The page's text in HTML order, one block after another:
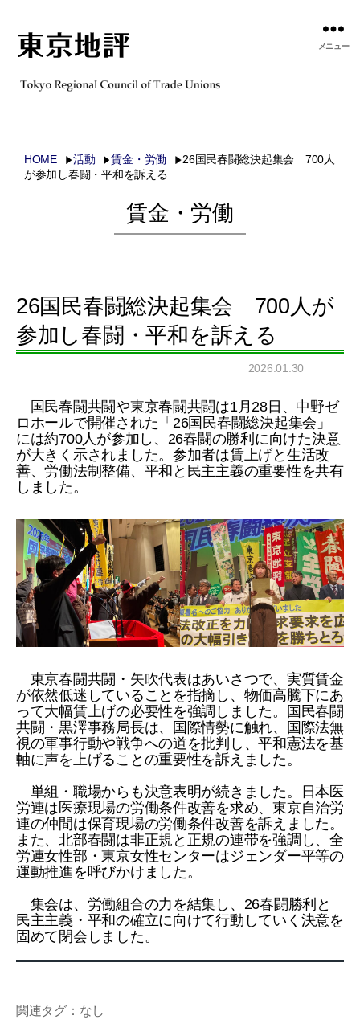
メニュー
HOME 活動 賃金・労働
26国民春闘総決起集会 700人
が参加し春闘・平和を訴える
賃金・労働
26国民春闘総決起集会 700人が
参加し春闘・平和を訴える
2026.01.30
国民春闘共闘や東京春闘共闘は1月28日、中野ゼ
ロホールで開催された「26国民春闘総決起集会」
には約700人が参加し、26春闘の勝利に向けた決意
が大きく示されました。参加者は賃上げと生活改
善、労働法制整備、平和と民主主義の重要性を共有
しました。
東京春闘共闘・矢吹代表はあいさつで、実質賃金
が依然低迷していることを指摘し、物価高騰下にあ
って大幅賃上げの必要性を強調しました。国民春闘
共闘・黒澤事務局長は、国際情勢に触れ、国際法無
視の軍事行動や戦争への道を批判し、平和憲法を基
軸に声を上げることの重要性を訴えました。
単組・職場からも決意表明が続きました。日本医
労連は医療現場の労働条件改善を求め、東京自治労
連の仲間は保育現場の労働条件改善を訴えました。
また、北部春闘は非正規と正規の連帯を強調し、全
労連女性部・東京女性センターはジェンダー平等の
運動推進を呼びかけました。
集会は、労働組合の力を結集し、26春闘勝利と
民主主義・平和の確立に向けて行動していく決意を
固めて閉会しました。
関連タグ：なし